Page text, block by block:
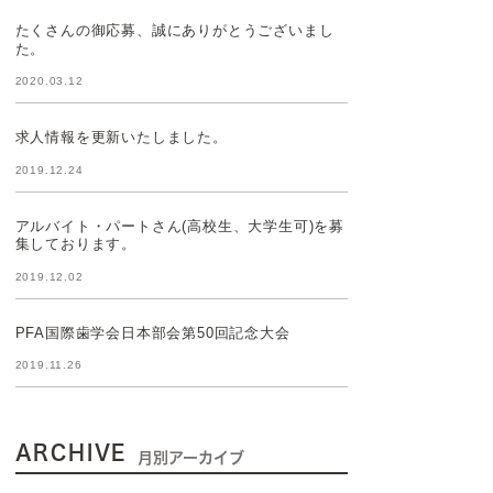
たくさんの御応募、誠にありがとうございまし
た。
2020.03.12
求人情報を更新いたしました。
2019.12.24
アルバイト・パートさん(高校生、大学生可)を募
集しております。
2019.12.02
PFA国際歯学会日本部会第50回記念大会
2019.11.26
ARCHIVE 月別アーカイブ